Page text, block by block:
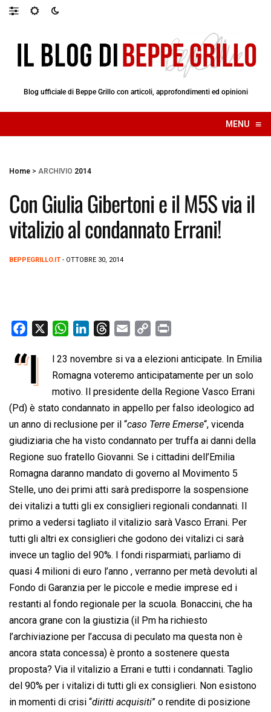
Blog ufficiale di Beppe Grillo con articoli, approfondimenti ed opinioni
MENU ≡
☰
Home > ARCHIVIO 2014
Con Giulia Gibertoni e il M5S via il
vitalizio al condannato Errani!
BEPPEGRILLO.IT - OTTOBRE 30, 2014
c
o
o
k
W
a
t
s
A
p
p
n
k
e
d
I
n
r
e
a
d
s
a
i
l
p
y
L
i
n
k
i
n
t
“I
l 23 novembre si va a elezioni anticipate. In Emilia
Romagna voteremo anticipatamente per un solo
motivo. Il presidente della Regione Vasco Errani
(Pd) è stato condannato in appello per falso ideologico ad
un anno di reclusione per il “caso Terre Emerse“, vicenda
giudiziaria che ha visto condannato per truffa ai danni della
Regione suo fratello Giovanni. Se i cittadini dell’Emilia
Romagna daranno mandato di governo al Movimento 5
Stelle, uno dei primi atti sarà predisporre la sospensione
dei vitalizi a tutti gli ex consiglieri regionali condannati. Il
primo a vedersi tagliato il vitalizio sarà Vasco Errani. Per
tutti gli altri ex consiglieri che godono dei vitalizi ci sarà
invece un taglio del 90%. I fondi risparmiati, parliamo di
quasi 4 milioni di euro l’anno , verranno per metà devoluti al
Fondo di Garanzia per le piccole e medie imprese ed i
restanti al fondo regionale per la scuola. Bonaccini, che ha
ancora grane con la giustizia (il Pm ha richiesto
l’archiviazione per l’accusa di peculato ma questa non è
ancora stata concessa) è pronto a sostenere questa
proposta? Via il vitalizio a Errani e tutti i condannati. Taglio
del 90% per i vitalizi di tutti gli ex consiglieri. Non esistono
in momenti di crisi “diritti acquisiti” o rendite di posizione